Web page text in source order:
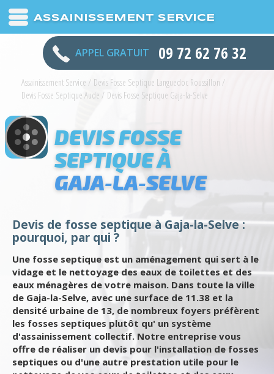
ASSAINISSEMENT SERVICE
APPEL GRATUIT 09 72 62 76 32
Assainissement Service / Devis Fosse Septique Languedoc Roussillon /
Devis Fosse Septique Aude / Devis Fosse Septique Gaja-la-Selve
DEVIS FOSSE
SEPTIQUE À
GAJA-LA-SELVE
Devis de fosse septique à Gaja-la-Selve :
pourquoi, par qui ?
Une fosse septique est un aménagement qui sert à le
vidage et le nettoyage des eaux de toilettes et des
eaux ménagères de votre maison. Dans toute la ville
de Gaja-la-Selve, avec une surface de 11.38 et la
densité urbaine de 13, de nombreux foyers préfèrent
les fosses septiques plutôt qu' un système
d'assainissement collectif. Notre entreprise vous
offre de réaliser un devis pour l'installation de fosses
septiques ou d'une autre prestation utile pour le